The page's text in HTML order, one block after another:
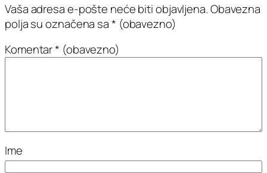
Vaša adresa e-pošte neće biti objavljena.Obavezna
polja su označena sa* (obavezno)
Komentar* (obavezno)
Ime